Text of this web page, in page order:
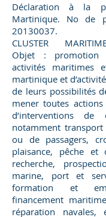
Déclaration à la
Martinique. No de
20130037.
CLUSTER
Objet : promotion
activités maritimes
martinique et
de leurs possibilités
mener toutes
d’interventions
notamment
ou de passagers,
plaisance, pêche et
recherche,
marine, port et
formation et
financement
réparation navales,